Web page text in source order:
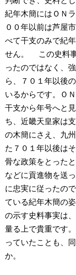
紀年木簡にはＯＮ
００年以前は芦屋
べて干支のみで紀
せん。
この史料事
ったのではなく、
ら、７０１年以後
いるからです。Ｏ
干支から年号へと
ち、近畿天皇家は
の木簡にさえ、九
た７０１年以後は
骨な政策をとった
などに貢進物を送
に忠実に従ったの
ている紀年木簡の姿
の示す史料事実は
量る上で貴重です
っていたことも、
か。